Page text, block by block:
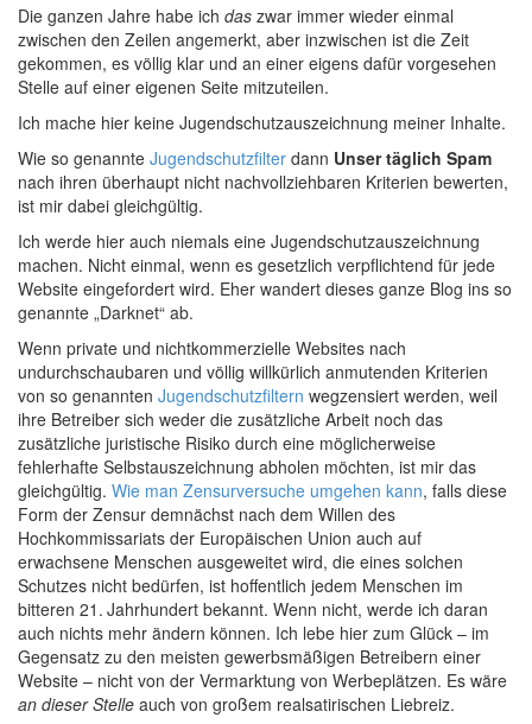
Die ganzen Jahre habe ich das zwar immer wieder einmal
zwischen den Zeilen angemerkt, aber inzwischen ist die Zeit
gekommen, es völlig klar und an einer eigens dafür vorgesehen
Stelle auf einer eigenen Seite mitzuteilen.
Ich mache hier keine Jugendschutzauszeichnung meiner Inhalte.
Wie so genannte Jugendschutzfilter dann Unser täglich Spam
nach ihren überhaupt nicht nachvollziehbaren Kriterien bewerten,
ist mir dabei gleichgültig.
Ich werde hier auch niemals eine Jugendschutzauszeichnung
machen. Nicht einmal, wenn es gesetzlich verpflichtend für jede
Website eingefordert wird. Eher wandert dieses ganze Blog ins so
genannte „Darknet“ ab.
Wenn private und nichtkommerzielle Websites nach
undurchschaubaren und völlig willkürlich anmutenden Kriterien
von so genannten Jugendschutzfiltern wegzensiert werden, weil
ihre Betreiber sich weder die zusätzliche Arbeit noch das
zusätzliche juristische Risiko durch eine möglicherweise
fehlerhafte Selbstauszeichnung abholen möchten, ist mir das
gleichgültig. Wie man Zensurversuche umgehen kann, falls diese
Form der Zensur demnächst nach dem Willen des
Hochkommissariats der Europäischen Union auch auf
erwachsene Menschen ausgeweitet wird, die eines solchen
Schutzes nicht bedürfen, ist hoffentlich jedem Menschen im
bitteren 21. Jahrhundert bekannt. Wenn nicht, werde ich daran
auch nichts mehr ändern können. Ich lebe hier zum Glück – im
Gegensatz zu den meisten gewerbsmäßigen Betreibern einer
Website – nicht von der Vermarktung von Werbeplätzen. Es wäre
an dieser Stelle auch von großem realsatirischen Liebreiz.